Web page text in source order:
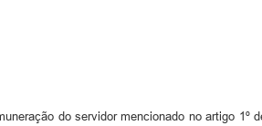
do servidor mencionado no artigo